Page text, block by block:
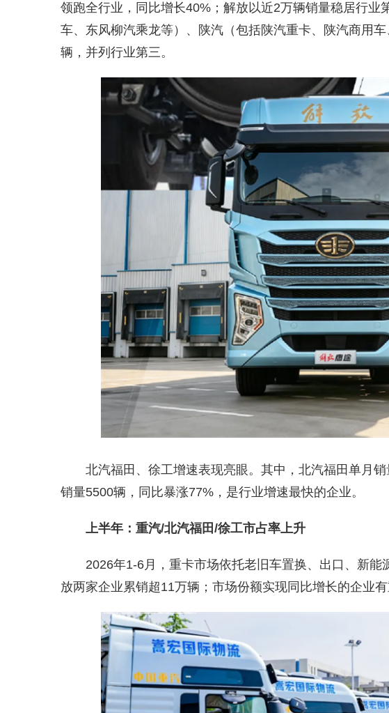
领跑全行业，同比增长40%；解放以近2万辆销量稳居行业
车、东风柳汽乘龙等）、陕汽（包括陕汽重卡、陕汽商用
辆，并列行业第三。
北汽福田、徐工增速表现亮眼。其中，北汽福田单月
销量5500辆，同比暴涨77%，是行业增速最快的企业。
上半年：重汽/北汽福田/徐工市占率上升
2026年1-6月，重卡市场依托老旧车置换、出口、新
放两家企业累销超11万辆；市场份额实现同比增长的企业